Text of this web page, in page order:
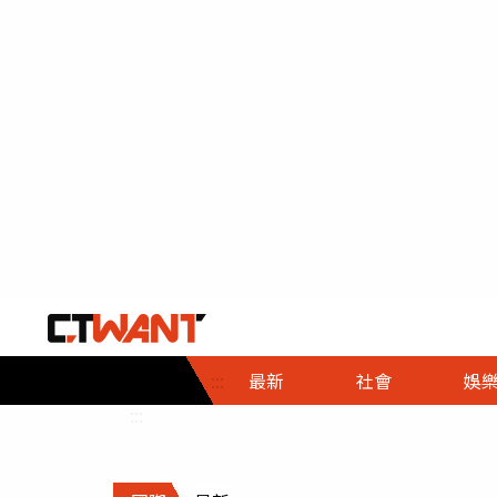
::: 最新 社會
社會首頁
時事
調查
娛樂
娛樂首頁
即時
財經首頁
熱線
政